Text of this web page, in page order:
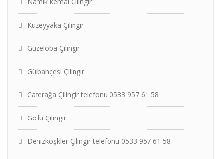
Kuzeyyaka Çilingir
Güzeloba Çilingir
Gülbahçesi Çilingir
Caferağa Çilingir telefonu 0533 957 61 58
Göllü Çilingir
Denizköşkler Çilingir telefonu 0533 957 61 58